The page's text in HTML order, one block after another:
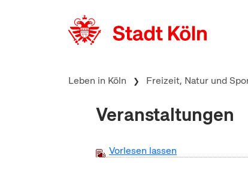
Leben in Köln Freizeit, Natur und
Veranstaltungen
Vorlesen lassen